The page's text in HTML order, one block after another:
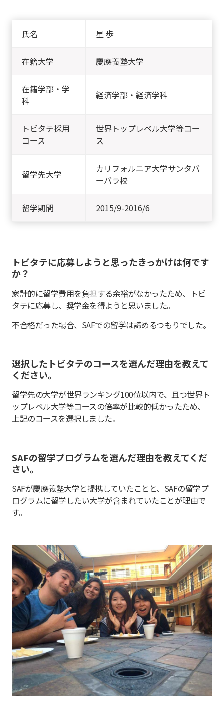
氏名 星 歩
在籍大学 慶應義塾大学
在籍学部・学
科
経済学部・経済学科
トビタテ採用
コース
世界トップレベル大学等コー
ス
留学先大学
カリフォルニア大学サンタバ
ーバラ校
留学期間 2015/9-2016/6
トビタテに応募しようと思ったきっかけは何です
か？
家計的に留学費用を負担する余裕がなかったため、トビ
タテに応募し、奨学金を得ようと思いました。
不合格だった場合、SAFでの留学は諦めるつもりでした。
選択したトビタテのコースを選んだ理由を教えて
ください。
留学先の大学が世界ランキング100位以内で、且つ世界ト
ップレベル大学等コースの倍率が比較的低かったため、
上記のコースを選択しました。
SAFの留学プログラムを選んだ理由を教えてくだ
さい。
SAFが慶應義塾大学と提携していたことと、SAFの留学プ
ログラムに留学したい大学が含まれていたことが理由で
す。